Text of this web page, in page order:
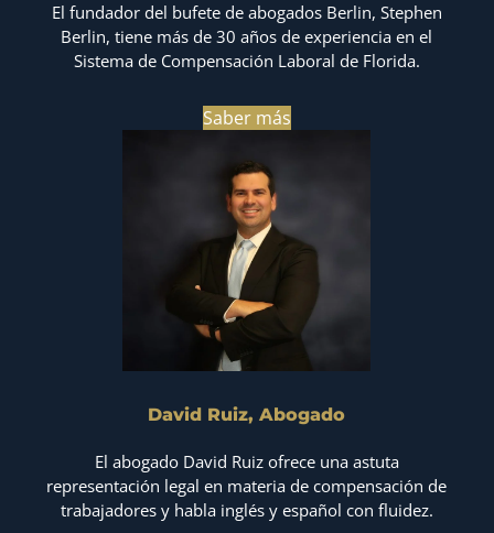
El fundador del bufete de abogados Berlin, Stephen
Berlin, tiene más de 30 años de experiencia en el
Sistema de Compensación Laboral de Florida.
Saber más
David Ruiz, Abogado
El abogado David Ruiz ofrece una astuta
representación legal en materia de compensación de
trabajadores y habla inglés y español con fluidez.